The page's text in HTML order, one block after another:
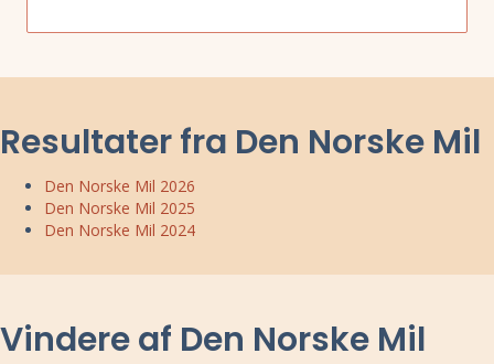
Resultater fra Den Norske Mil
Den Norske Mil 2026
Den Norske Mil 2025
Den Norske Mil 2024
Vindere af Den Norske Mil